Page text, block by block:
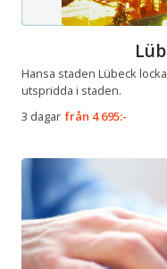
Hansa staden Lübeck
utspridda i staden.
3 dagar från 4 695:-